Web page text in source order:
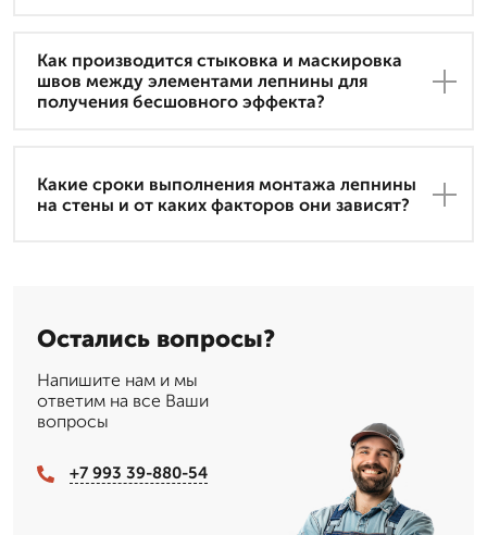
Как производится стыковка и маскировка
швов между элементами лепнины для
получения бесшовного эффекта?
Какие сроки выполнения монтажа лепнины
на стены и от каких факторов они зависят?
Остались вопросы?
Напишите нам и мы
ответим на все Ваши
вопросы
+7 993 39-880-54